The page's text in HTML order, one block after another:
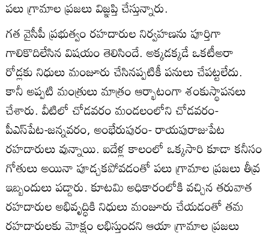
పలు గ్రామాల ప్రజలు విజ్ఞప్తి చేస్తున్నారు.
గత వైసీపీ ప్రభుత్వం రహదారుల నిర్వహణను పూర్తిగా
గాలికొదిలేసిన విషయం తెలిసిందే. అక్కడక్కడే ఒకటీఅరా
రోడ్లకు నిధులు మంజూరు చేసినప్పటికీ పనులు చేపట్టలేదు.
కానీ అప్పటి మంత్రులు మాత్రం ఆర్భాటంగా శంకుస్థాపనలు
చేశారు. వీటిలో చోడవరం మండలంలోని చోడవరం-
పీఎస్‌పేట-జన్నవరం, అంభేరుపురం- రాయపురాజుపేట
రహదారులు వున్నాయి. ఐదేళ్ల కాలంలో ఒక్కసారి కూడా కనీసం
గోతులు అయినా పూడ్చకపోవడంతో పలు గ్రామాల ప్రజలు తీవ్ర
ఇబ్బందులు పడ్డారు. కూటమి అధికారంలోకి వచ్చిన తరువాత
రహదారుల అభివృద్ధికి నిధులు మంజూరు చేయడంతో తమ
రహదారులకు మోక్షం లభిస్తుందని ఆయా గ్రామాల ప్రజలు